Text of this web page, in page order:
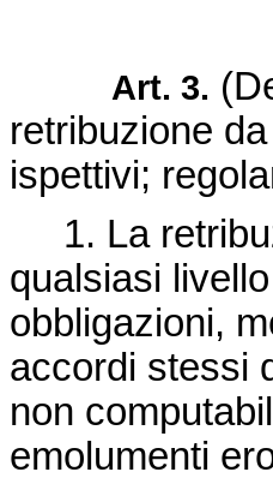
Art. 3.
retribuzione
ispettivi;
1. La
qualsiasi
obbligazioni,
accordi stessi
non
emolumenti